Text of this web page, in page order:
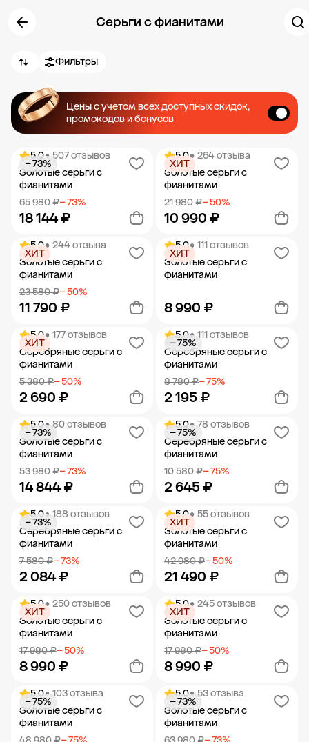
Серьги с фианитами
Фильтры
Цены с учетом всех доступных скидок,
промокодов и бонусов
5.0• 507 отзывов
Золотые серьги с
фианитами
65 980 ₽− 73%
18 144 ₽
− 73%
Добавить в корзину
5.0• 264 отзыва
Золотые серьги с
фианитами
21 980 ₽− 50%
10 990 ₽
ХИТ
Добавить в корзину
5.0• 244 отзыва
Золотые серьги с
фианитами
23 580 ₽− 50%
11 790 ₽
ХИТ
Добавить в корзину
5.0• 111 отзывов
Золотые серьги с
фианитами
8 990 ₽
ХИТ
Добавить в корзину
5.0• 177 отзывов
Серебряные серьги с
фианитами
5 380 ₽− 50%
2 690 ₽
ХИТ
Добавить в корзину
5.0• 111 отзывов
Серебряные серьги с
фианитами
8 780 ₽− 75%
2 195 ₽
− 75%
Добавить в корзину
5.0• 80 отзывов
Золотые серьги с
фианитами
53 980 ₽− 73%
14 844 ₽
− 73%
Добавить в корзину
5.0• 78 отзывов
Серебряные серьги с
фианитами
10 580 ₽− 75%
2 645 ₽
− 75%
Добавить в корзину
5.0• 188 отзывов
Серебряные серьги с
фианитами
7 580 ₽− 73%
2 084 ₽
− 73%
Добавить в корзину
5.0• 55 отзывов
Золотые серьги с
фианитами
42 980 ₽− 50%
21 490 ₽
ХИТ
Добавить в корзину
5.0• 250 отзывов
Золотые серьги с
фианитами
17 980 ₽− 50%
8 990 ₽
ХИТ
Добавить в корзину
5.0• 245 отзывов
Золотые серьги с
фианитами
17 980 ₽− 50%
8 990 ₽
ХИТ
Добавить в корзину
5.0• 103 отзыва
Золотые серьги с
фианитами
− 75%
5.0• 53 отзыва
Золотые серьги с
фианитами
− 73%